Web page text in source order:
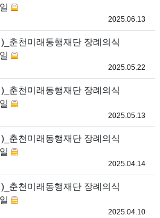
2025.06.13
춘천미래동행재단 장례의식
2025.05.22
춘천미래동행재단 장례의식
2025.05.13
춘천미래동행재단 장례의식
2025.04.14등록
춘천미래동행재단 장례의식
2025.04.10등록